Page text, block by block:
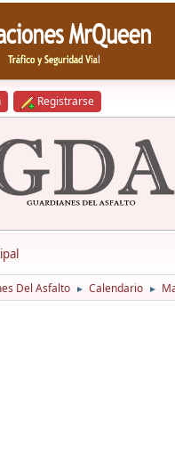
Registrarse
Del Asfalto ► Calendario ►